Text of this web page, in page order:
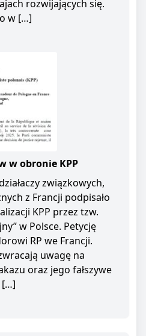
rozwijających się.
w […]
w obronie KPP
związkowych,
z Francji podpisało
KPP przez tzw.
w Polsce. Petycję
RP we Francji.
uwagę na
oraz jego fałszywe
[…]